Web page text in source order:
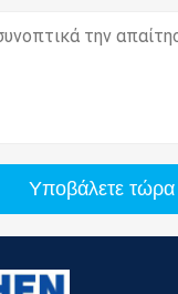
Υποβάλετε τώρα